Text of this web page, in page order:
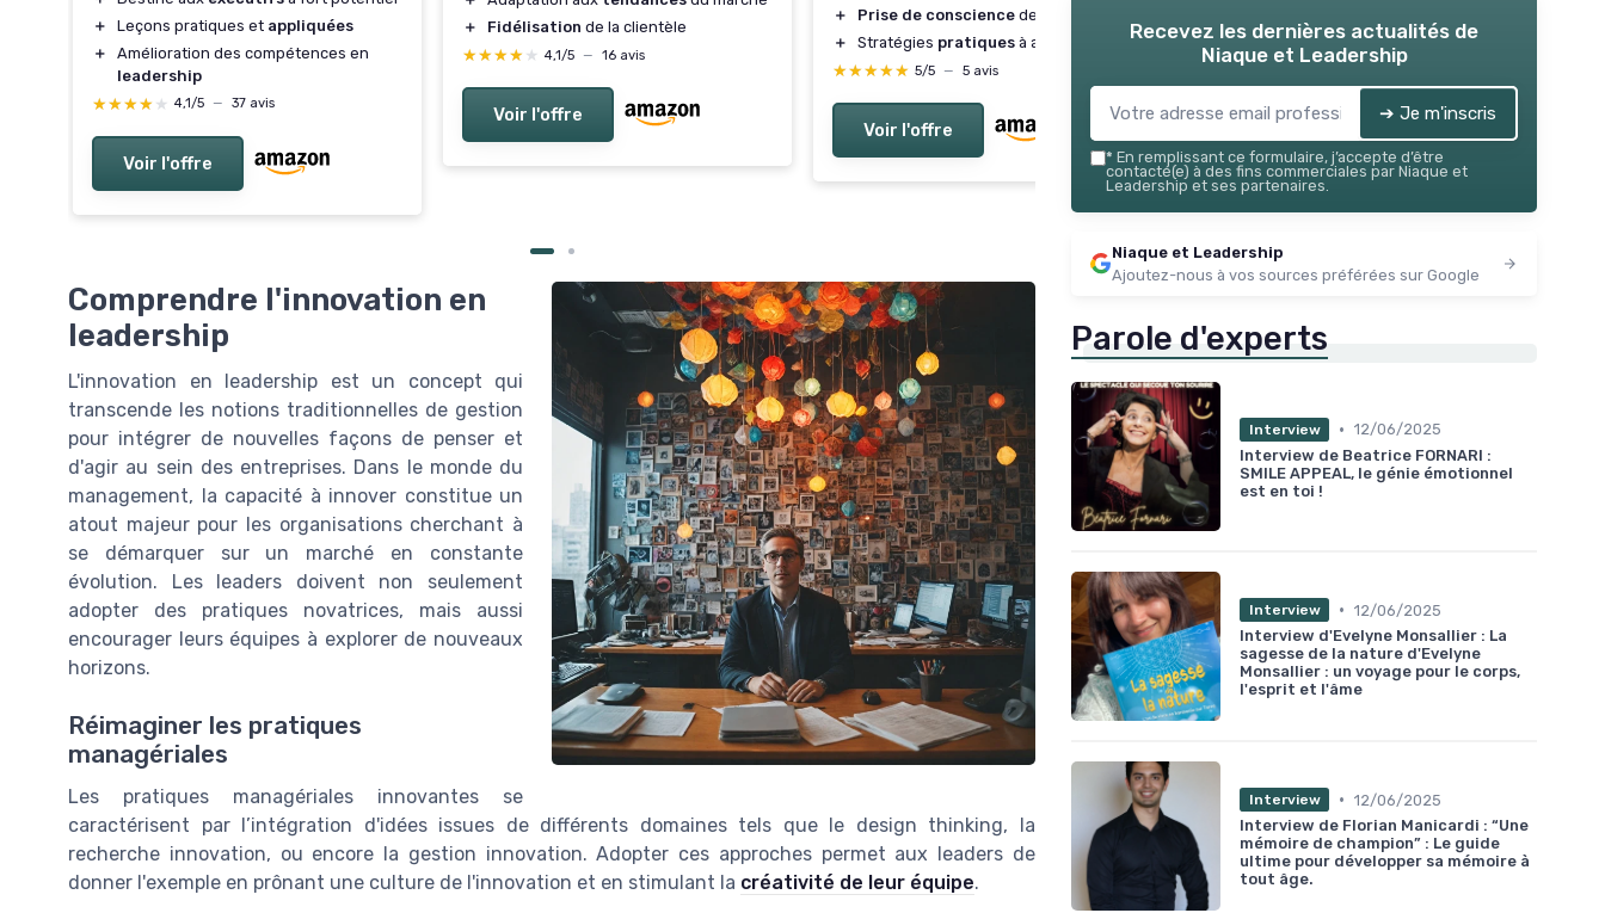
＋
Leçons pratiques et appliquées
＋
Amélioration des compétences en
leadership
★★★★★
★★★★★ 4,1/5 — 37 avis
Voir l'offre
＋
Fidélisation de la clientèle
★★★★★
★★★★★ 4,1/5 — 16 avis
Voir l'offre
＋
Prise de conscience de soi
＋
Stratégies pratiques à appliquer
★★★★★
★★★★★ 5/5 — 5 avis
Voir l'offre
＋
Leçons pratiques etappliquées
＋ Amélioration des compétences en
★★★★★
★★★★★ 4,1/5 37 avis
Voir l'offre
Comprendre l'innovation en
leadership
L'innovation en leadership est un concept qui
transcende les notions traditionnelles de gestion
pour intégrer de nouvelles façons de penser et
d'agir au sein des entreprises. Dans le monde du
management, la capacité à innover constitue un
atout majeur pour les organisations cherchant à
se démarquer sur un marché en constante
évolution. Les leaders doivent non seulement
adopter des pratiques novatrices, mais aussi
encourager leurs équipes à explorer de nouveaux
horizons.
Réimaginer les pratiques
managériales
Les pratiques managériales innovantes se
caractérisent par l’intégration d'idées issues de différents domaines tels que le design thinking, la
recherche innovation, ou encore la gestion innovation. Adopter ces approches permet aux leaders de
donner l'exemple en prônant une culture de l'innovation et en stimulant la créativité de leur équipe.
Recevez les dernières actualités de
Niaque et Leadership
➔ Je m'inscris
* En remplissant ce formulaire, j’accepte d’être
contacté(e) à des fins commerciales par Niaque et
Leadership et ses partenaires.
Niaque et Leadership
Ajoutez-nous à vos sources préférées sur Google
Parole d'experts
Interview • 12/06/2025
Interview de Beatrice FORNARI :
SMILE APPEAL, le génie émotionnel
est en toi !
Interview • 12/06/2025
Interview d'Evelyne Monsallier : La
sagesse de la nature d'Evelyne
Monsallier : un voyage pour le corps,
l'esprit et l'âme
Interview • 12/06/2025
Interview de Florian Manicardi : “Une
mémoire de champion” : Le guide
ultime pour développer sa mémoire à
tout âge.